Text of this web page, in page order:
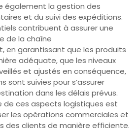
également la gestion des
et du suivi des expéditions.
contribuent à assurer une
de la chaîne
en garantissant que les produits
adéquate, que les niveaux
et ajustés en conséquence,
sont suivies pour s’assurer
dans les délais prévus.
de ces aspects logistiques est
les opérations commerciales et
des clients de manière efficiente.